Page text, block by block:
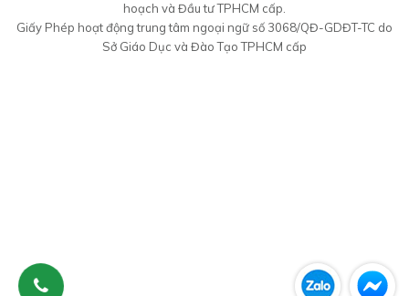
hoạch và Đầu tư TPHCM cấp.
Giấy Phép hoạt động trung tâm ngoại ngữ số 3068/QĐ-GDĐT-TC do
Sở Giáo Dục và Đào Tạo TPHCM cấp